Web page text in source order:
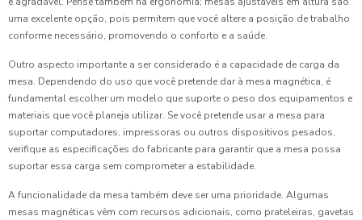
uma excelente opção, pois permitem que você altere a posição de trabalho
conforme necessário, promovendo o conforto e a saúde.
Outro aspecto importante a ser considerado é a capacidade de carga da
mesa. Dependendo do uso que você pretende dar à mesa magnética, é
fundamental escolher um modelo que suporte o peso dos equipamentos e
materiais que você planeja utilizar. Se você pretende usar a mesa para
suportar computadores, impressoras ou outros dispositivos pesados,
verifique as especificações do fabricante para garantir que a mesa possa
suportar essa carga sem comprometer a estabilidade.
A funcionalidade da mesa também deve ser uma prioridade. Algumas
mesas magnéticas vêm com recursos adicionais, como prateleiras, gavetas